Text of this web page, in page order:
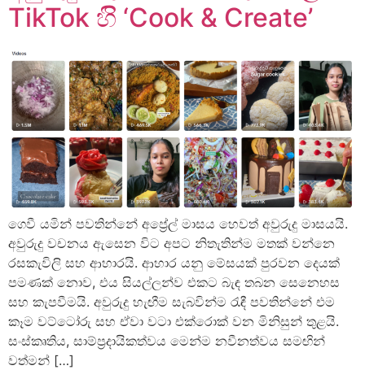
TikTok හිි ‘Cook & Create’
ගෙවී යමින් පවතින්නේ අප්‍රේල් මාසය හෙවත් අවුරුදු මාසයයි.
අවුරුදු වචනය ඇසෙන විට අපට නිතැතින්ම මතක් වන්නෙ
රසකැවිලි සහ ආහාරයි. ආහාර යනු මේසයක් පුරවන දෙයක්
පමණක් නොව, එය සියල්ලන්ව එකට බැඳ තබන සෙනෙහස
සහ කැපවීමයි. අවුරුදු හැඟීම සැබවින්ම රැඳී පවතින්නේ එම
කෑම වට්ටෝරු සහ ඒවා වටා එක්රොක් වන මිනිසුන් තුළයි.
සංස්කෘතිය, සාම්ප්‍රදායිකත්වය මෙන්ම නවීනත්වය සමඟින්
වත්මන් […]